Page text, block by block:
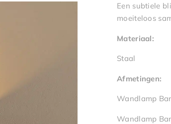
Een subtiele
moeiteloos
Materiaal:
Staal
Afmetingen:
Wandlamp
Wandlamp